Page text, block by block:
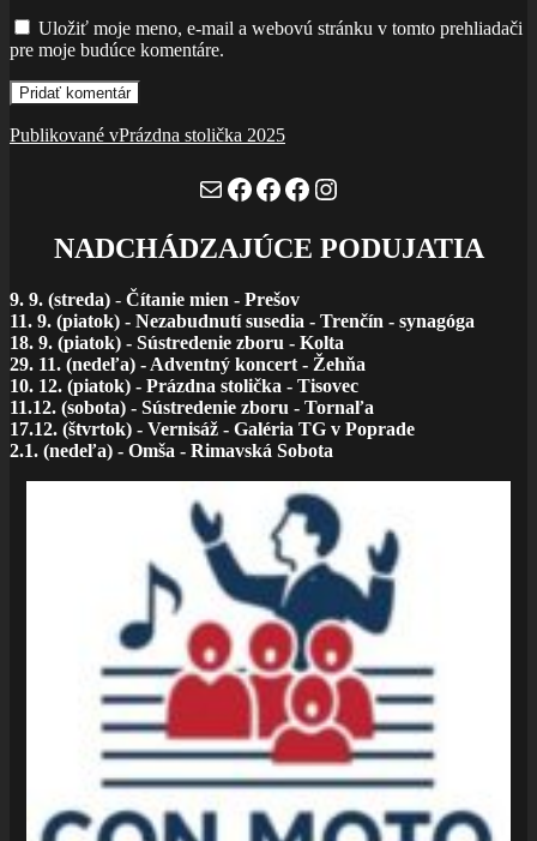
Uložiť moje meno, e-mail a webovú stránku v tomto prehliadači
pre moje budúce komentáre.
Navigácia
Publikované vPrázdna stolička 2025
MailFacebook
Facebook
Facebook
Instagram
NADCHÁDZAJÚCE PODUJATIA
9. 9. (streda) - Čítanie mien - Prešov
11. 9. (piatok) - Nezabudnutí susedia - Trenčín - synagóga
18. 9. (piatok) - Sústredenie zboru - Kolta
29. 11. (nedeľa) - Adventný koncert - Žehňa
10. 12. (piatok) - Prázdna stolička - Tisovec
11.12. (sobota) - Sústredenie zboru - Tornaľa
17.12. (štvrtok) - Vernisáž - Galéria TG v Poprade
2.1. (nedeľa) - Omša - Rimavská Sobota